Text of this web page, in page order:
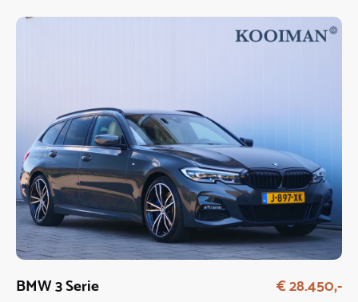
BMW 3 Serie € 28.450,-